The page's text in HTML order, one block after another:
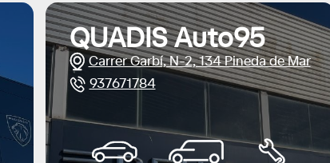
QUADIS Auto95
Carrer Garbí, N-2, 134 Pineda de Mar
937671784